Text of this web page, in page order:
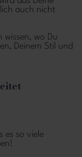
auch nicht
wissen, wo Du
Deinem Stil und
es so viele